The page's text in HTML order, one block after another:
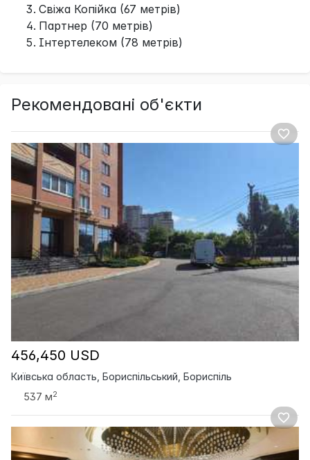
Свіжа Копійка (67 метрів)
Партнер (70 метрів)
Інтертелеком (78 метрів)
Рекомендовані об'єкти
456,450 USD
Київська область, Бориспільський, Бориспіль
537 м2